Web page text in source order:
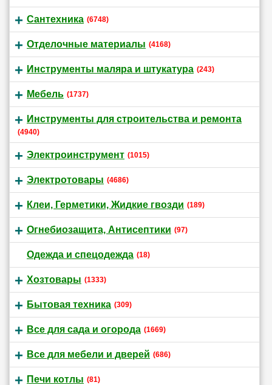
Сантехника (6748)
Отделочные материалы (4168)
Инструменты маляра и штукатура (243)
Мебель (1737)
Инструменты для строительства и ремонта
(4940)
Электроинструмент (1015)
Электротовары (4686)
Клеи, Герметики, Жидкие гвозди (189)
Огнебиозащита, Антисептики (97)
Одежда и спецодежда (18)
Хозтовары (1333)
Бытовая техника (309)
Все для сада и огорода (1669)
Все для мебели и дверей (686)
Печи котлы (81)